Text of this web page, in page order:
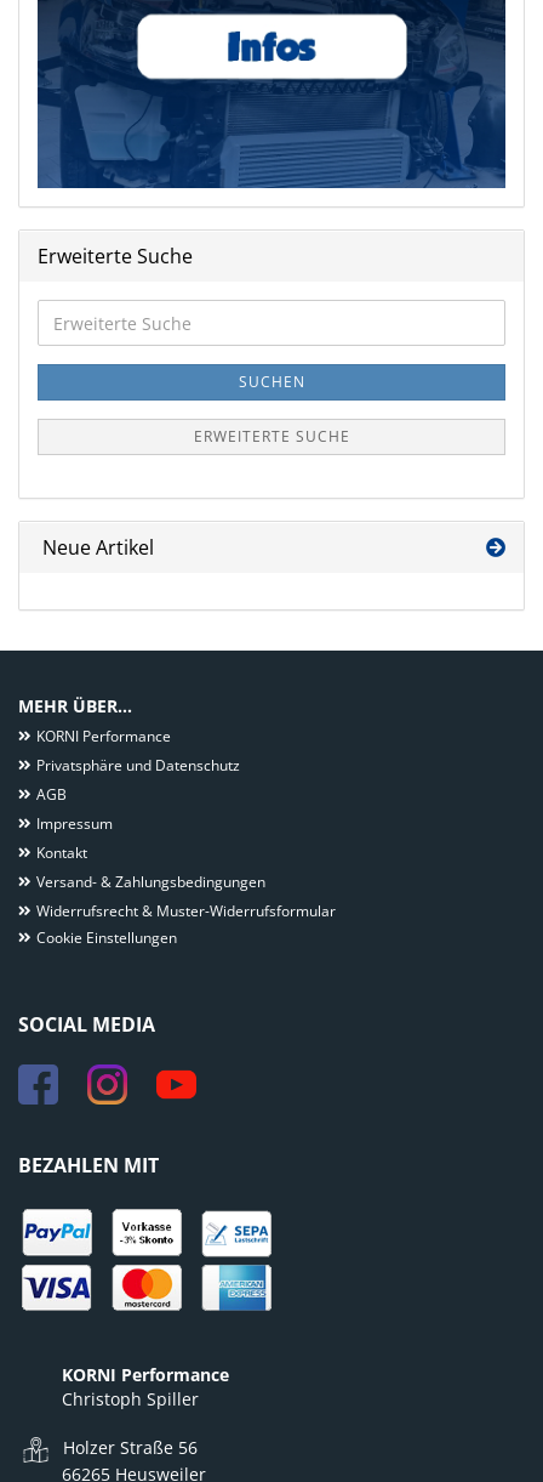
Erweiterte Suche
Suche
SUCHEN
ERWEITERTE SUCHE
Neue Artikel
MEHR ÜBER...
KORNI Performance
Privatsphäre und Datenschutz
AGB
Impressum
Kontakt
Versand- & Zahlungsbedingungen
Widerrufsrecht & Muster-Widerrufsformular
Cookie Einstellungen
SOCIAL MEDIA
BEZAHLEN MIT
KORNI Performance
Christoph Spiller
Holzer Straße 56
66265 Heusweiler